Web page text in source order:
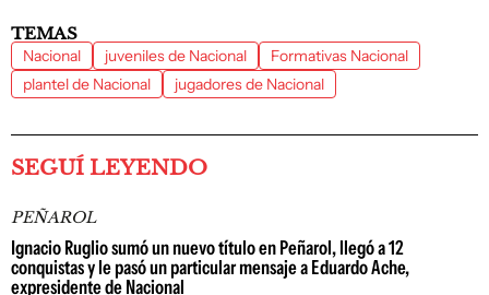
TEMAS
Nacional juveniles de Nacional
Formativas Nacional
plantel de Nacional
jugadores de Nacional
SEGUÍ LEYENDO
PEÑAROL
Ignacio Ruglio sumó un nuevo título en Peñarol, llegó a 12
conquistas y le pasó un particular mensaje a Eduardo Ache,
expresidente de Nacional